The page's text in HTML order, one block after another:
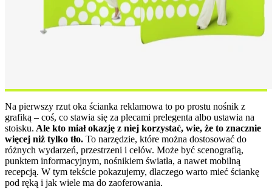
Na pierwszy rzut oka ścianka reklamowa to po prostu nośnik z
grafiką – coś, co stawia się za plecami prelegenta albo ustawia na
stoisku. Ale kto miał okazję z niej korzystać, wie, że to znacznie
więcej niż tylko tło. To narzędzie, które można dostosować do
różnych wydarzeń, przestrzeni i celów. Może być scenografią,
punktem informacyjnym, nośnikiem światła, a nawet mobilną
recepcją. W tym tekście pokazujemy, dlaczego warto mieć ściankę
pod ręką i jak wiele ma do zaoferowania.